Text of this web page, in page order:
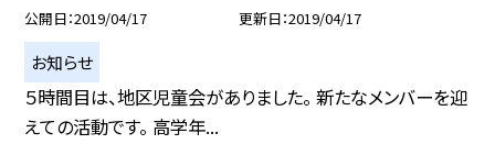
公開日 2019/04/17 更新日 2019/04/17
お知らせ
５時間目は、地区児童会がありました。 新たなメンバーを迎
えての活動です。 高学年...